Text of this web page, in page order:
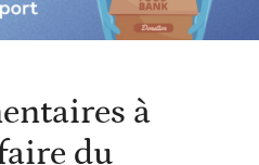
à
du